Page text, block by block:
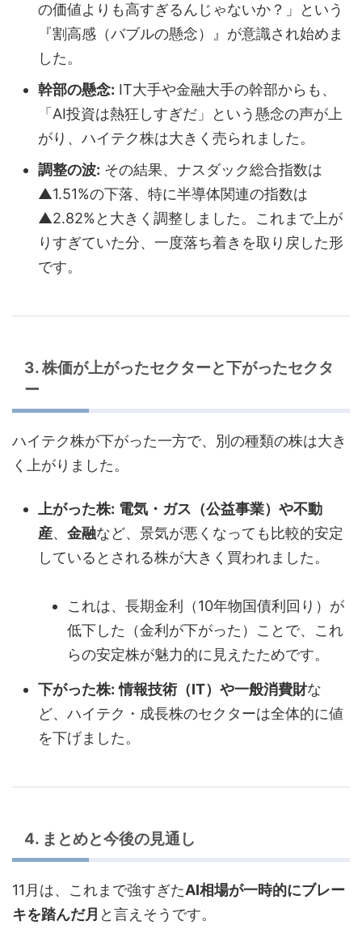
の価値よりも高すぎるんじゃないか？」という
『割高感（バブルの懸念）』が意識され始めま
した。
幹部の懸念: IT大手や金融大手の幹部からも、
「AI投資は熱狂しすぎだ」という懸念の声が上
がり、ハイテク株は大きく売られました。
調整の波: その結果、ナスダック総合指数は
▲1.51%の下落、特に半導体関連の指数は
▲2.82%と大きく調整しました。これまで上が
りすぎていた分、一度落ち着きを取り戻した形
です。
3. 株価が上がったセクターと下がったセクタ
ー
ハイテク株が下がった一方で、別の種類の株は大き
く上がりました。
上がった株: 電気・ガス（公益事業）や不動
産、 金融など、景気が悪くなっても比較的安定
しているとされる株が大きく買われました。
これは、長期金利（10年物国債利回り）が
低下した（金利が下がった）ことで、これ
らの安定株が魅力的に見えたためです。
下がった株: 情報技術（IT）や一般消費財な
ど、ハイテク・成長株のセクターは全体的に値
を下げました。
4. まとめと今後の見通し
11月は、これまで強すぎたAI相場が一時的にブレー
キを踏んだ月 と言えそうです。